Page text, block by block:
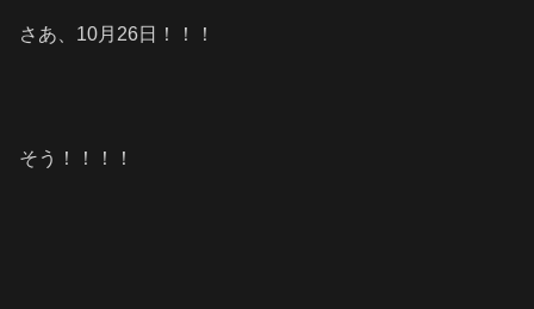
さあ、10月26日！！！
そう！！！！